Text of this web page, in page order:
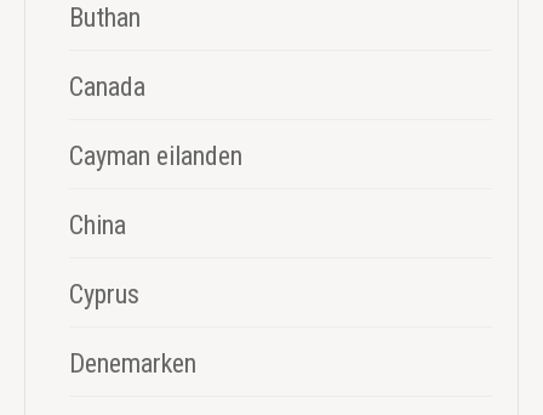
Buthan
Canada
Cayman eilanden
China
Cyprus
Denemarken